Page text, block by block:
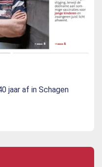
jaar af in Schagen